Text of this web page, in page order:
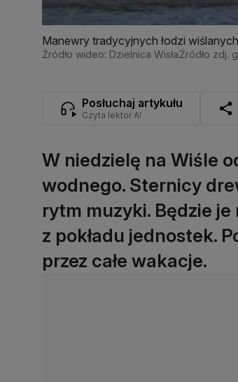
Manewry tradycyjnych łodzi wiślanych
Źródło wideo: Dzielnica WisłaŹródło zdj.
Posłuchaj artykułu
Czyta lektor AI
W niedzielę na Wiśle
wodnego. Sternicy
rytm muzyki. Będzie
z pokładu jednostek.
przez całe wakacje.